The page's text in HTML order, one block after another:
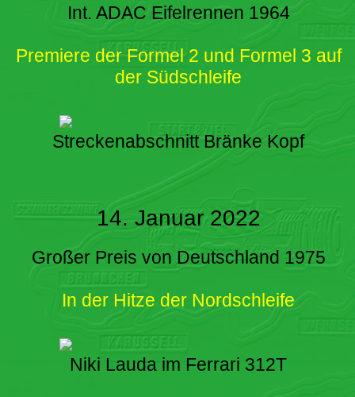
Int. ADAC Eifelrennen 1964
Premiere der Formel 2 und Formel 3 auf
der Südschleife
Streckenabschnitt Bränke Kopf
14. Januar 2022
Großer Preis von Deutschland 1975
In der Hitze der Nordschleife
Niki Lauda im Ferrari 312T